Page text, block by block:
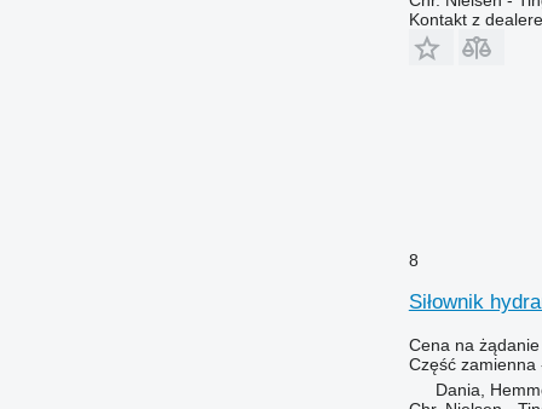
Kontakt z
8
Siłownik
Cena na żądanie
Część zamienna
Dania,